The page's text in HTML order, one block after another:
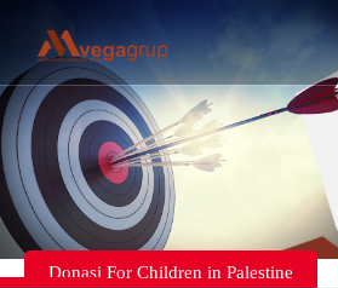
Donasi For Children in Palestine